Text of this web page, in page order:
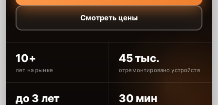
Смотреть цены
10+
лет на рынке
45 тыс.
отремонтировано устройств
до 3 лет 30 мин